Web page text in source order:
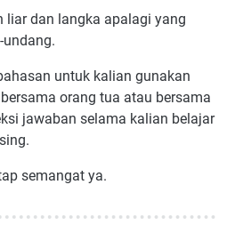
liar dan langka apalagi yang
untuk kalian gunakan
orang tua atau bersama
jawaban selama kalian belajar
semangat ya.